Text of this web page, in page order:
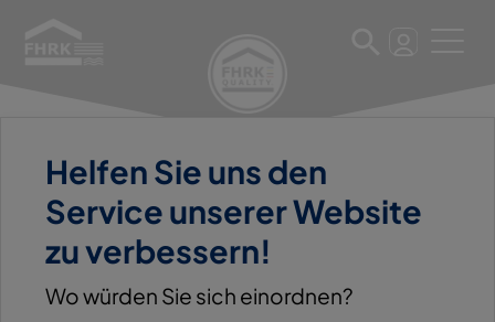
Helfen Sie uns den
Service unserer Website
zu verbessern!
Wo würden Sie sich einordnen?
11. März 2025
ARNOLD LAMMERING GMBH